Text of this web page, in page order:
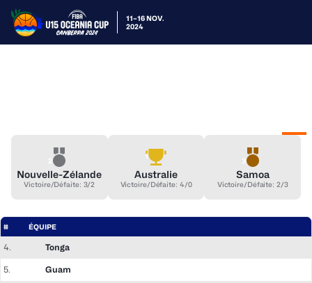
11–16 NOV.
2024
1
Australie
Victoire/Défaite: 4/0
Nouvelle-Zélande
Victoire/Défaite: 3/2
Samoa
Victoire/Défaite: 2/3
# ÉQUIPE
4. Tonga
5. Guam